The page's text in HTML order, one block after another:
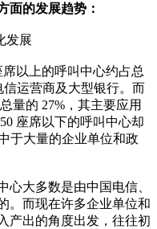
面的发展趋势：
发展
以上的呼叫中心约占总
运营商及大型银行。而
量的 27%，其主要应用
座席以下的呼叫中心却
于大量的企业单位和政
大多数是由中国电信、
。而现在许多企业单位和
产出的角度出发，往往初